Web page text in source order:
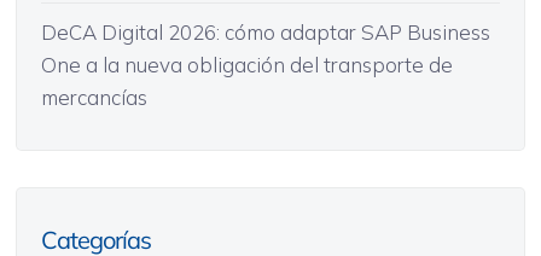
DeCA Digital 2026: cómo adaptar SAP Business
One a la nueva obligación del transporte de
mercancías
Categorías